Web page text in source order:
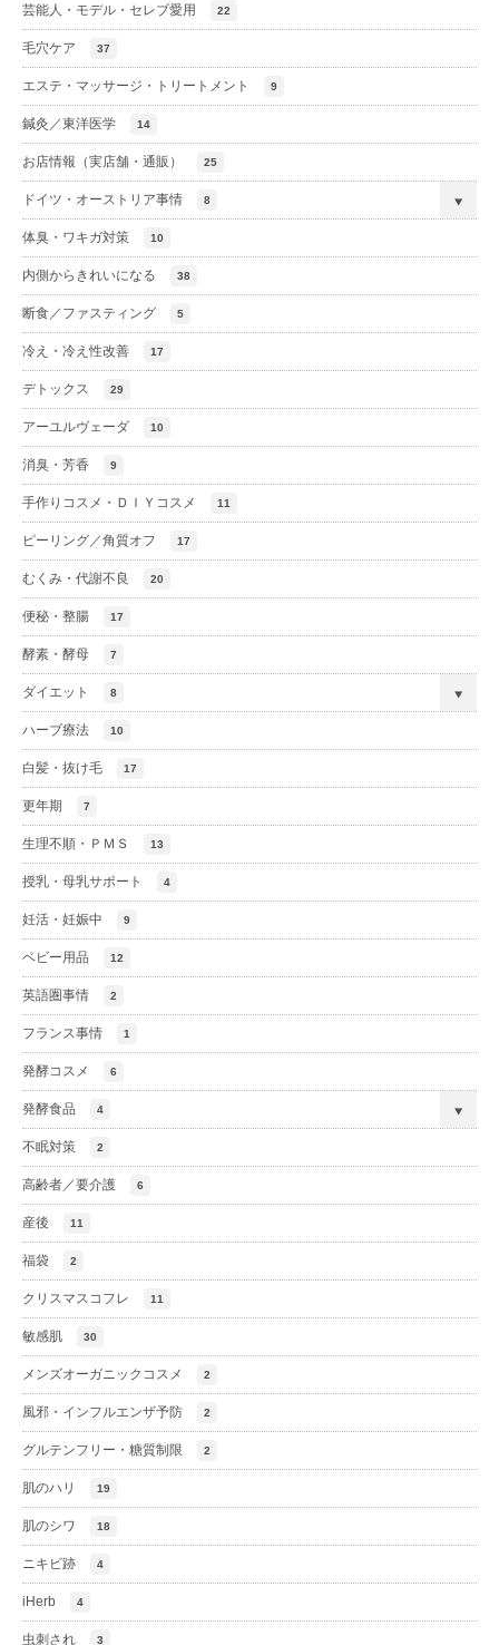
芸能人・モデル・セレブ愛用 22
毛穴ケア 37
エステ・マッサージ・トリートメント 9
鍼灸／東洋医学 14
お店情報（実店舗・通販） 25
ドイツ・オーストリア事情 8
体臭・ワキガ対策 10
内側からきれいになる 38
断食／ファスティング 5
冷え・冷え性改善 17
デトックス 29
アーユルヴェーダ 10
消臭・芳香 9
手作りコスメ・ＤＩＹコスメ 11
ピーリング／角質オフ 17
むくみ・代謝不良 20
便秘・整腸 17
酵素・酵母 7
ダイエット 8
ハーブ療法 10
白髪・抜け毛 17
更年期 7
生理不順・ＰＭＳ 13
授乳・母乳サポート 4
妊活・妊娠中 9
ベビー用品 12
英語圏事情 2
フランス事情 1
発酵コスメ 6
発酵食品 4
不眠対策 2
高齢者／要介護 6
産後 11
福袋 2
クリスマスコフレ 11
敏感肌 30
メンズオーガニックコスメ 2
風邪・インフルエンザ予防 2
グルテンフリー・糖質制限 2
肌のハリ 19
肌のシワ 18
ニキビ跡 4
iHerb 4
虫刺され 3